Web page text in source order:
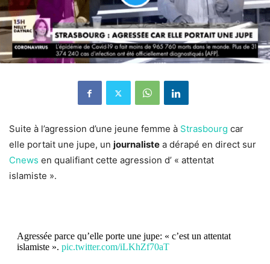
Suite à l’agression d’une jeune femme à Strasbourg car
elle portait une jupe, un journaliste a dérapé en direct sur
Cnews en qualifiant cette agression d’ « attentat
islamiste ».
Agressée parce qu’elle porte une jupe: « c’est un attentat
islamiste ». pic.twitter.com/iLKhZf70aT